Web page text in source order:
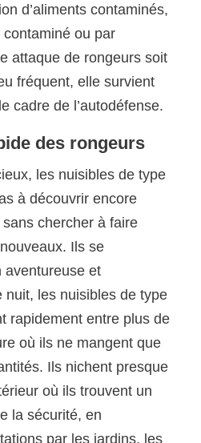
d’aliments contaminés,
contaminé ou par
attaque de rongeurs soit
fréquent, elle survient
cadre de l’autodéfense.
des rongeurs
les nuisibles de type
à découvrir encore
chercher à faire
Ils se
aventureuse et
nuit, les nuisibles de type
rapidement entre plus de
où ils ne mangent que
Ils nichent presque
où ils trouvent un
la sécurité, en
par les jardins, les